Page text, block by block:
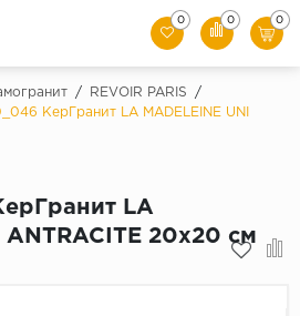
0 0 0
/ REVOIR PARIS
/
КерГранит LA MADELEINE UNI
LA
ANTRACITE 20x20 см